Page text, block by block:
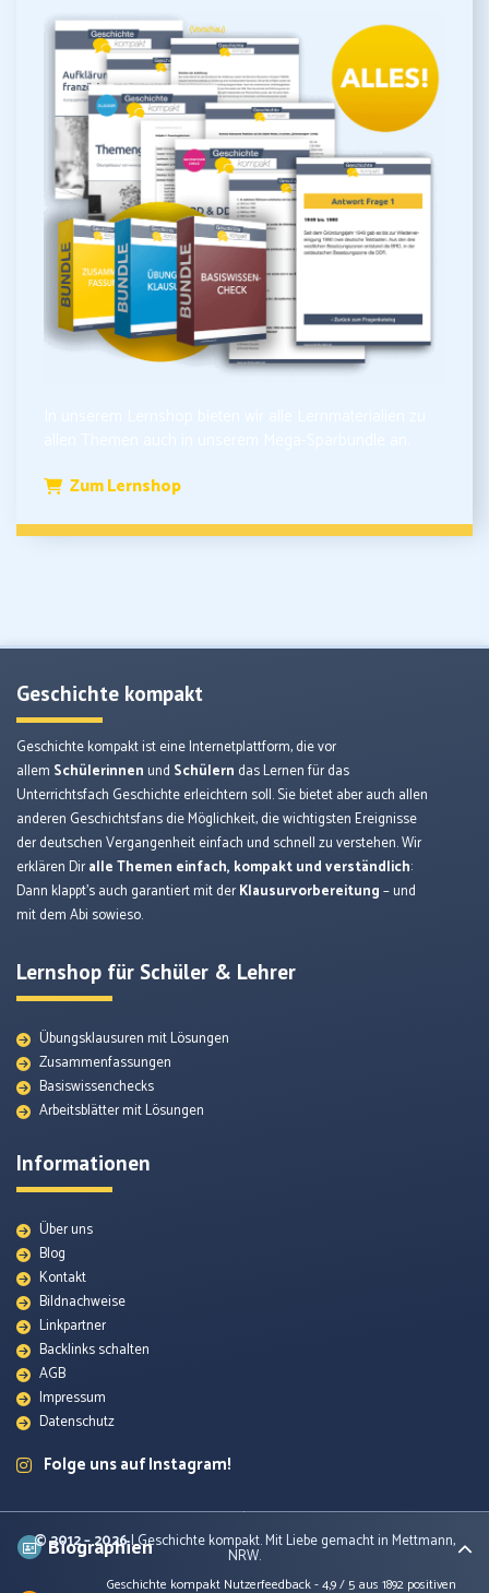
Zum Lernshop
Quellenmaterial
Themenunterseiten
Biographien
Geschichte kompakt
Geschichte kompakt ist eine Internetplattform, die vor
allem Schülerinnen und Schülern das Lernen für das
Unterrichtsfach Geschichte erleichtern soll. Sie bietet aber auch allen
anderen Geschichtsfans die Möglichkeit, die wichtigsten Ereignisse
der deutschen Vergangenheit einfach und schnell zu verstehen. Wir
erklären Diralle Themen einfach, kompakt und verständlich:
Dann klappt’s auch garantiert mit derKlausurvorbereitung– und
mit dem Abi sowieso.
Lernshop für Schüler & Lehrer
Übungsklausuren mit Lösungen
Zusammenfassungen
Basiswissenchecks
Arbeitsblätter mit Lösungen
Informationen
Über uns
Blog
Kontakt
Bildnachweise
Linkpartner
Backlinks schalten
AGB
Impressum
Datenschutz
Folge uns auf Instagram!
© 2012 – 2026| Geschichte kompakt. Mit Liebe gemacht in Mettmann,
NRW.
Geschichte kompakt Nutzerfeedback -4,9/5 aus 1892 positiven